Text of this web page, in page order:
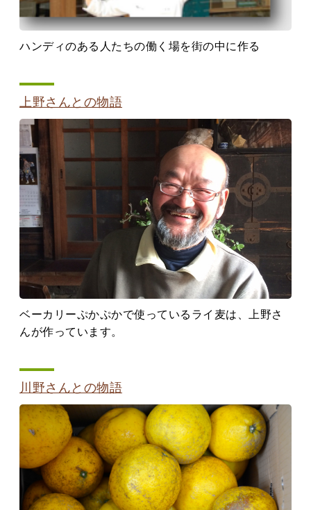
ハンディのある人たちの働く場を街の中に作る
上野さんとの物語
ベーカリーぷかぷかで使っているライ麦は、上野さ
んが作っています。
川野さんとの物語